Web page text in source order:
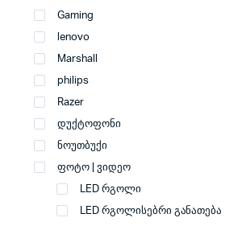
Gaming
lenovo
Marshall
philips
Razer
დუქტოფონი
ნოუთბუქი
ფოტო | ვიდეო
LED რგოლი
LED რგოლისებრი განათება